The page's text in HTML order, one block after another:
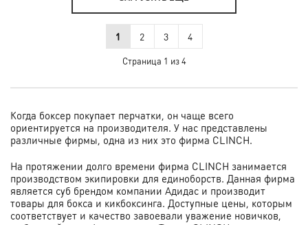
1 2 3 4
Страница 1 из 4
Когда боксер покупает перчатки, он чаще всего
ориентируется на производителя. У нас представлены
различные фирмы, одна из них это фирма CLINCH.
На протяжении долго времени фирма CLINCH занимается
производством экипировки для единоборств. Данная фирма
является суб брендом компании Адидас и производит
товары для бокса и кикбоксинга. Доступные цены, которым
соответствует и качество завоевали уважение новичков,